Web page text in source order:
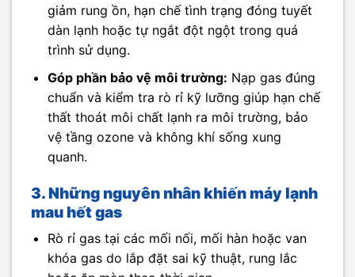
giảm rung ồn, hạn chế tình trạng đóng tuyết
dàn lạnh hoặc tự ngắt đột ngột trong quá
trình sử dụng.
Góp phần bảo vệ môi trường: Nạp gas đúng
chuẩn và kiểm tra rò rỉ kỹ lưỡng giúp hạn chế
thất thoát môi chất lạnh ra môi trường, bảo
vệ tầng ozone và không khí sống xung
quanh.
3. Những nguyên nhân khiến máy lạnh
mau hết gas
Rò rỉ gas tại các mối nối, mối hàn hoặc van
khóa gas do lắp đặt sai kỹ thuật, rung lắc